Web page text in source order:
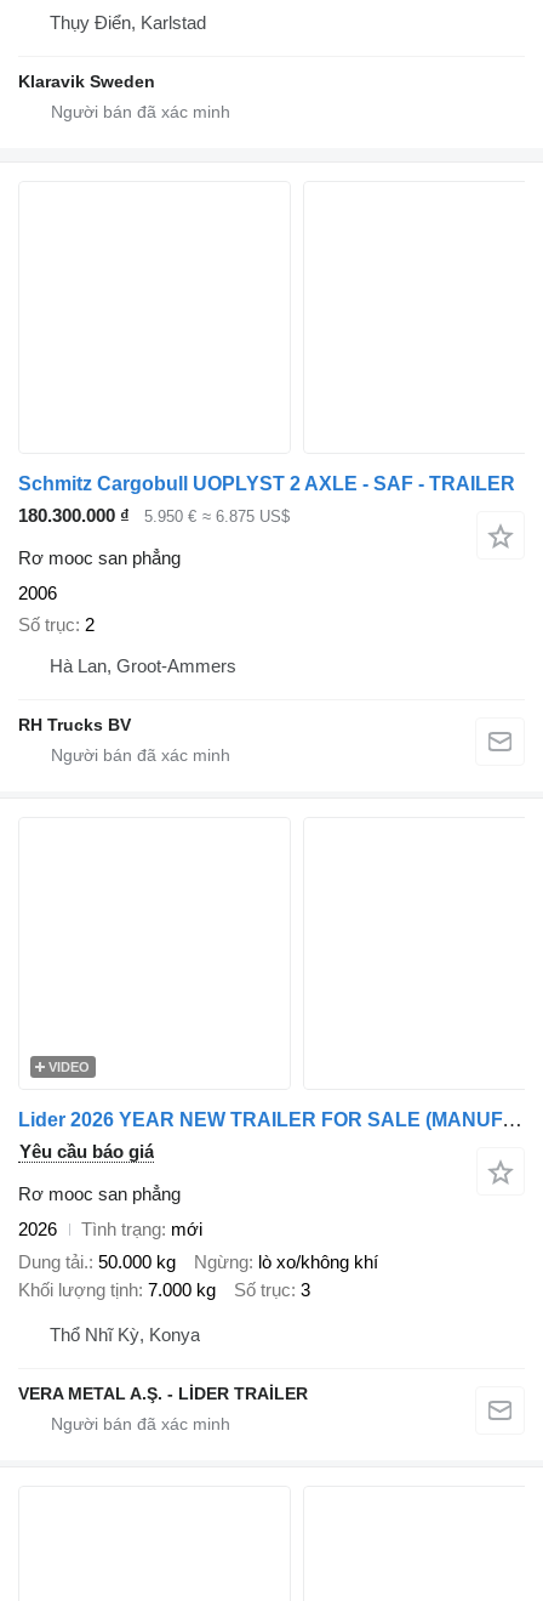
Thụy Điển, Karlstad
Klaravik Sweden
Schmitz Cargobull UOPLYST 2 AXLE - SAF - TRAILER
180.300.000 ₫
5.950 € ≈ 6.875 US$
Rơ mooc san phẳng
2006
Số trục 2
Hà Lan, Groot-Ammers
RH Trucks BV
VIDEO
Lider 2026 YEAR NEW TRAILER FOR SALE (MANUFACTURER COMPANY)
Yêu cầu báo giá
Rơ mooc san phẳng
2026
Tình trạng mới
Dung tải. 50.000 kg Ngừng lò xo/không khí
Khối lượng tịnh 7.000 kg Số trục 3
Thổ Nhĩ Kỳ, Konya
VERA METAL A.Ş. - LİDER TRAİLER